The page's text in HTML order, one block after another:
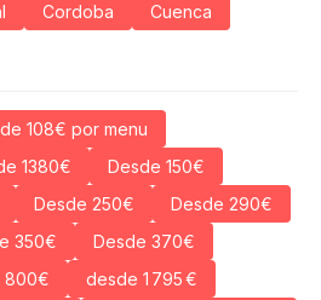
Cordoba Cuenca
108€ por menu
1380€
Desde 150€
Desde 250€
Desde 290€
350€
Desde 370€
800€
desde 1 795 €